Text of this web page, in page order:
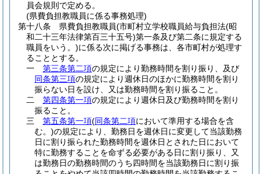
員会規則で定める。
(県費負担教職員に係る事務処理)
第十八条
県費負担教職員(市町村立学校職員給与負担法(昭
和二十三年法律第百三十五号)第一条及び第二条に規定する
職員をいう。)に係る次に掲げる事務は、各市町村が処理す
ることとする。
一
第三条第二項の規定により勤務時間を割り振り、及び
同条第三項の規定により週休日のほかに勤務時間を割り
振らない日を設け、又は勤務時間を割り振ること。
二
第四条第一項の規定により週休日及び勤務時間を割り
振ること。
三
第五条第一項(同条第二項において準用する場合を含
む。)の規定により、勤務日を週休日に変更して当該勤務
日に割り振られた勤務時間を週休日とされた日において
特に勤務することを命ずる必要がある日に割り振り、又
は勤務日の勤務時間のうち四時間を当該勤務日に割り振